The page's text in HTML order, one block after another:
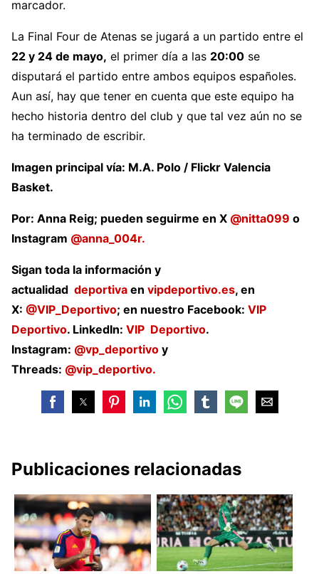
marcador.
La Final Four de Atenas se jugará a un partido entre el
22 y 24 de mayo, el primer día a las 20:00 se
disputará el partido entre ambos equipos españoles.
Aun así, hay que tener en cuenta que este equipo ha
hecho historia dentro del club y que tal vez aún no se
ha terminado de escribir.
Imagen principal vía: M.A. Polo / Flickr Valencia
Basket.
Por: Anna Reig; pueden seguirme en X @nitta099 o
Instagram @anna_004r.
Sigan toda la información y
actualidad deportiva en vipdeportivo.es, en
X: @VIP_Deportivo; en nuestro Facebook: VIP
Deportivo. LinkedIn: VIP Deportivo.
Instagram: @vp_deportivo y
Threads: @vip_deportivo.
Publicaciones relacionadas